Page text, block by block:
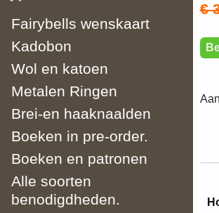
Fairybells wenskaart
Kadobon
Wol en katoen
Metalen Ringen
Brei-en haaknaalden
Boeken in pre-order.
Boeken en patronen
Alle soorten
benodigdheden.
€